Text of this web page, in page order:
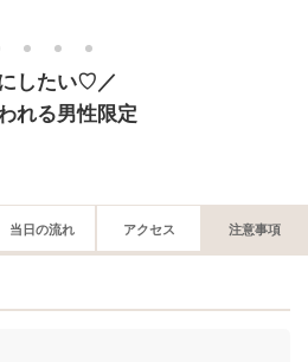
2 3 4
したい♡／
れる男性限定
当日の流れ アクセス 注意事項